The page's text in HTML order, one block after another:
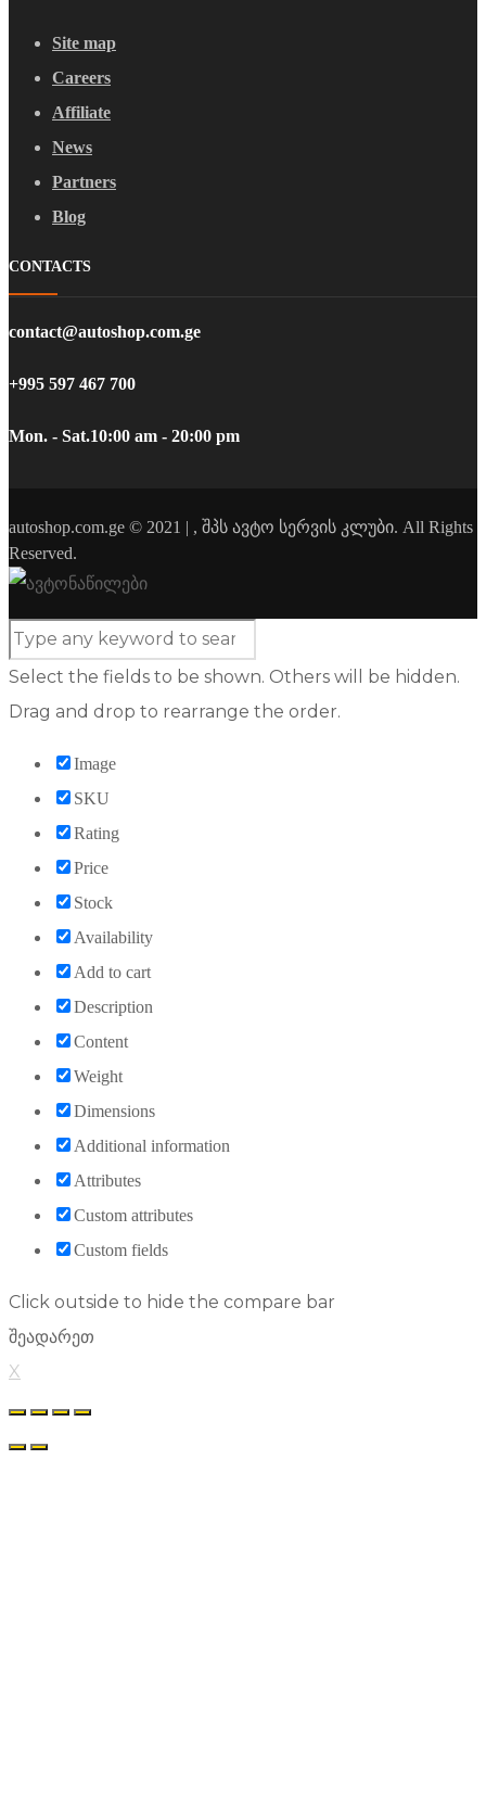
Site map
Careers
Affiliate
News
Partners
Blog
CONTACTS
contact@autoshop.com.ge
+995 597 467 700
Mon. - Sat.10:00 am - 20:00 pm
autoshop.com.ge © 2021 | , შპს ავტო სერვის კლუბი. All Rights
Reserved.
Select the fields to be shown. Others will be hidden.
Drag and drop to rearrange the order.
Image
SKU
Rating
Price
Stock
Availability
Add to cart
Description
Content
Weight
Dimensions
Additional information
Attributes
Custom attributes
Custom fields
Click outside to hide the compare bar
შეადარეთ
X